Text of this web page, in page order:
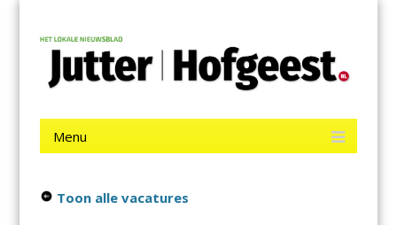
contentJutter | Hofgeest
Menu
Toon alle vacatures